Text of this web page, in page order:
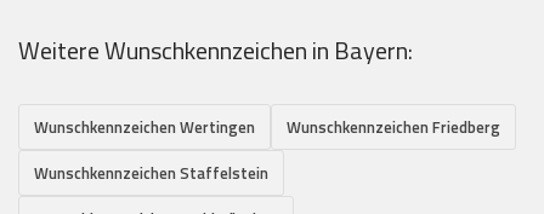
Weitere Wunschkennzeichen in Bayern:
Wunschkennzeichen Wertingen
Wunschkennzeichen Friedberg
Wunschkennzeichen Staffelstein